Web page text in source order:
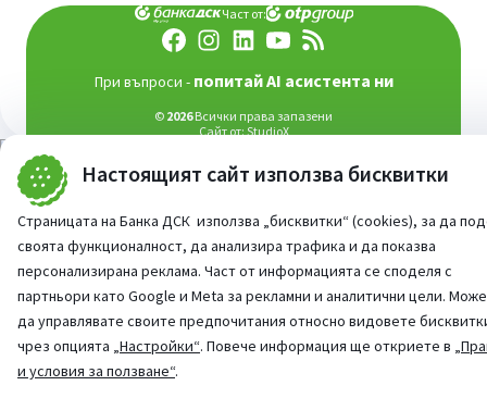
Настоящият сайт използва бисквитки
Страницата на Банка ДСК използва „бисквитки“ (cookies), за да
своята функционалност, да анализира трафика и да показва
персонализирана реклама. Част от информацията се споделя с
партньори като Google и Meta за рекламни и аналитични цели.
да управлявате своите предпочитания относно видовете
чрез опцията „Настройки“. Повече информация ще откриете в
и условия за ползване“.
Част от:
При въпроси - попитай AI асистента ни
© 2026Всички права запазени
Сайт от:StudioX